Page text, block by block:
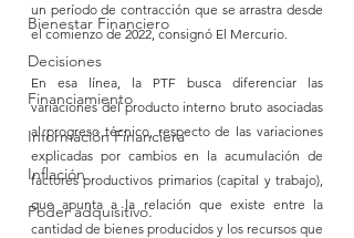
Bienestar Financiero
Decisiones
Financiamiento
Información Financiera
Inflación
Poder adquisitivo.
un período de contracción que se arrastra desde
el comienzo de 2022, consignó El Mercurio.
En esa línea, la PTF busca diferenciar las
variaciones del producto interno bruto asociadas
al progreso técnico, respecto de las variaciones
explicadas por cambios en la acumulación de
factores productivos primarios (capital y trabajo),
que apunta a la relación que existe entre la
cantidad de bienes producidos y los recursos que